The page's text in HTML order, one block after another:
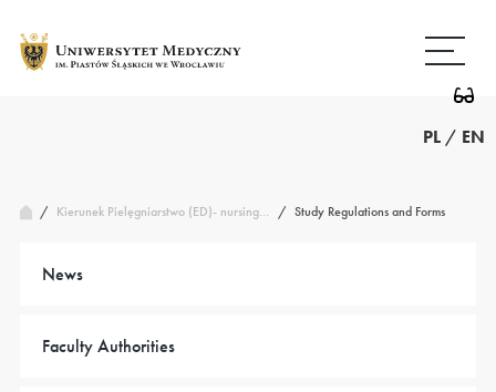
treści
strony
PL / EN
/ Kierunek Pielęgniarstwo (ED)- nursing… / Study Regulations and Forms
News
Faculty Authorities